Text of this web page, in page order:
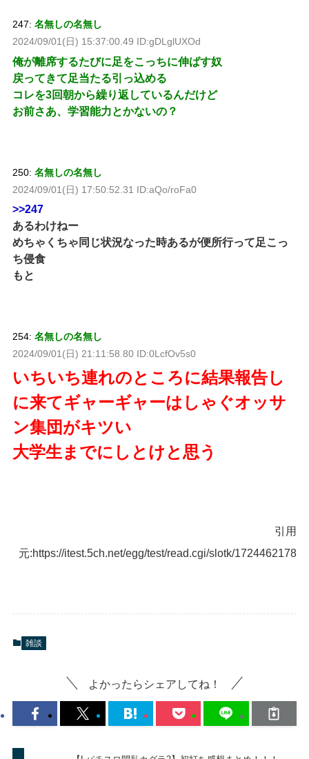
247: 名無しの名無し
2024/09/01(日) 15:37:00.49 ID:gDLglUXOd
俺が離席するたびに足をこっちに伸ばす奴
戻ってきて足当たる引っ込める
コレを3回朝から繰り返しているんだけど
お前さあ、学習能力とかないの？
250: 名無しの名無し
2024/09/01(日) 17:50:52.31 ID:aQo/roFa0
>>247
あるわけねー
めちゃくちゃ同じ状況なった時あるが便所行って足こっ
ち侵食
もと
254: 名無しの名無し
2024/09/01(日) 21:11:58.80 ID:0LcfOv5s0
いちいち連れのところに結果報告し
に来てギャーギャーはしゃぐオッサ
ン集団がキツい
大学生までにしとけと思う
引用
元:https://itest.5ch.net/egg/test/read.cgi/slotk/1724462178
雑談
よかったらシェアしてね！